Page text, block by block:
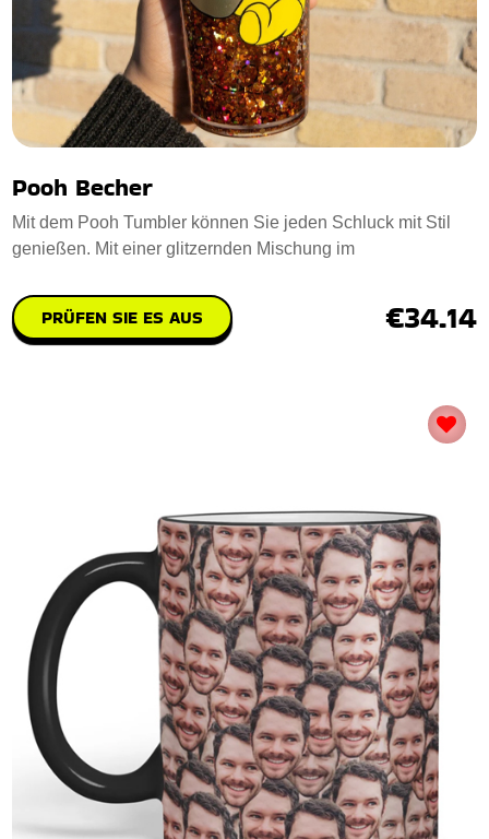
Pooh Becher
Mit dem Pooh Tumbler können Sie jeden Schluck mit Stil
genießen. Mit einer glitzernden Mischung im
PRÜFEN SIE ES AUS €34.14